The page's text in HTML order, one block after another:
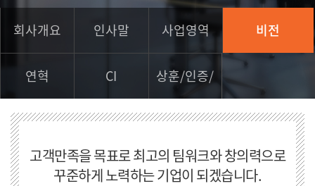
회사개요 인사말 사업영역 비전
연혁 CI 상훈/인증/
특허
고객만족을 목표로 최고의 팀워크와 창의력으로
꾸준하게 노력하는 기업이 되겠습니다.